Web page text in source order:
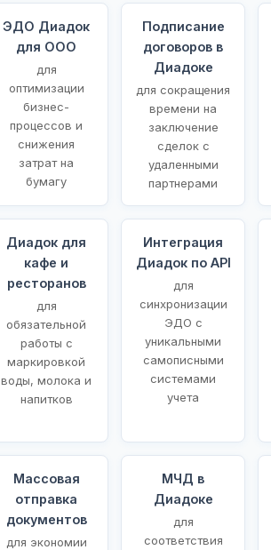
ЭДО Диадок
для ООО
для
оптимизации
бизнес-
процессов и
снижения
затрат на
бумагу
Подписание
договоров в
Диадоке
для сокращения
времени на
заключение
сделок с
удаленными
партнерами
Диадок для
кафе и
ресторанов
для
обязательной
работы с
маркировкой
воды, молока и
напитков
Интеграция
Диадок по API
для
синхронизации
ЭДО с
уникальными
самописными
системами
учета
Массовая
отправка
документов
для экономии
МЧД в
Диадоке
для
соответствия